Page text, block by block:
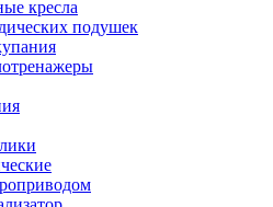
кресла
подушек